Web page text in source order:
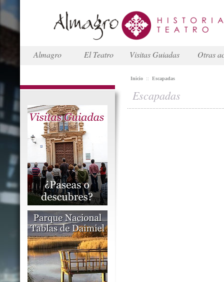
Almagro El Teatro Visitas Guiadas Otras
Inicio :: Escapadas
Escapadas